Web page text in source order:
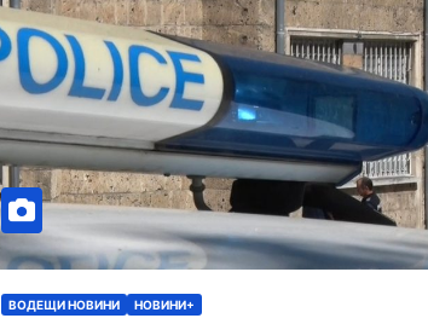
ВОДЕЩИ НОВИНИ НОВИНИ+